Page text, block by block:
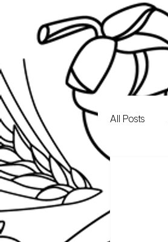
All Posts